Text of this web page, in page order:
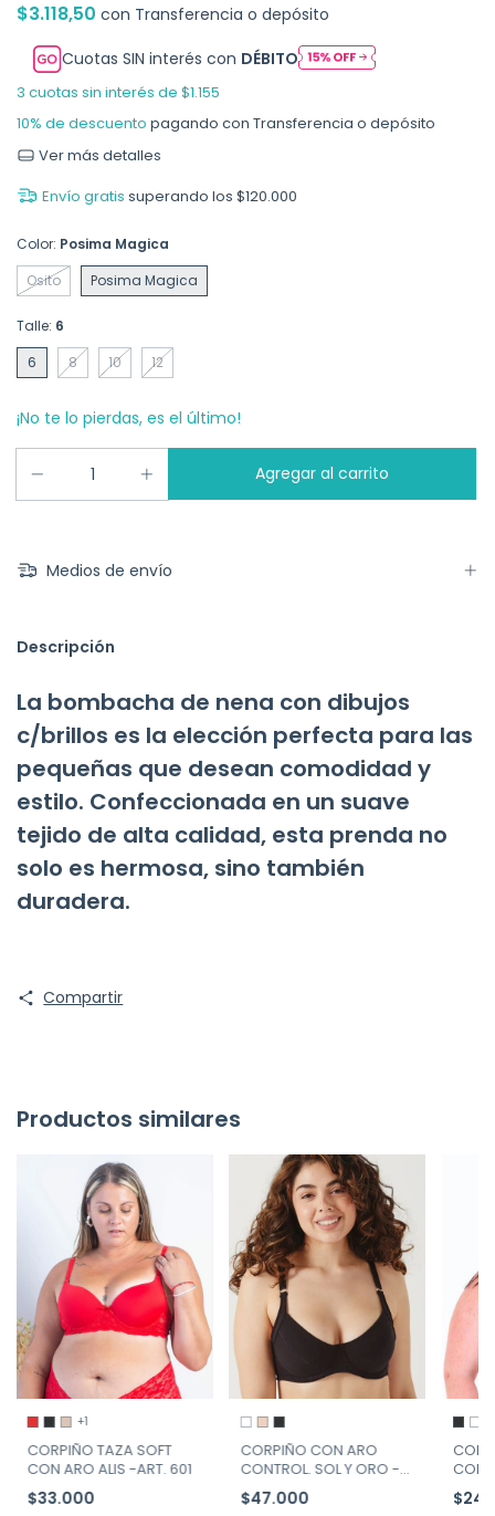
$3.118,50 con Transferencia o depósito
Cuotas SIN interés con DÉBITO
3 cuotas sin interés de $1.155
10% de descuento pagando con Transferencia o depósito
Ver más detalles
Envío gratis superando los $120.000
Color: Posima Magica
Osito
Posima Magica
Talle: 6
6
8 10 12
¡No te lo pierdas, es el último!
Medios de envío
Descripción
La bombacha de nena con dibujos
c/brillos es la elección perfecta para las
pequeñas que desean comodidad y
estilo. Confeccionada en un suave
tejido de alta calidad, esta prenda no
solo es hermosa, sino también
duradera.
Compartir
Productos similares
+1
CORPIÑO TAZA SOFT
CON ARO ALIS -ART. 601
$33.000
CORPIÑO CON ARO
CONTROL. SOL Y ORO -
ART. 46133
$47.000
CON